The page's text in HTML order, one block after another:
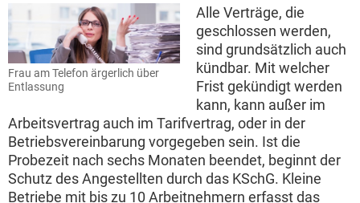
Frau am Telefon ärgerlich über
Entlassung
Alle Verträge, die
geschlossen werden,
sind grundsätzlich auch
kündbar. Mit welcher
Frist gekündigt werden
kann, kann außer im
Arbeitsvertrag auch im Tarifvertrag, oder in der
Betriebsvereinbarung vorgegeben sein. Ist die
Probezeit nach sechs Monaten beendet, beginnt der
Schutz des Angestellten durch das KSchG. Kleine
Betriebe mit bis zu 10 Arbeitnehmern erfasst das